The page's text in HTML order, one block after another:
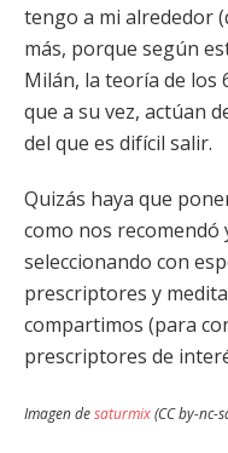
tengo a mi alrededor
más, porque según
Milán, la teoría de los
que a su vez, actúan
del que es difícil salir.
Quizás haya que
como nos recomendó
seleccionando con
prescriptores y
compartimos (para
prescriptores de
Imagen desaturmix(CC by-nc-